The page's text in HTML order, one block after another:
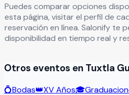
Puedes comparar opciones
esta página, visitar el perfil de
reservación en línea. Salonify te
disponibilidad en tiempo real y
Otros eventos en Tuxtla
💍Bodas👑XV Años🎓